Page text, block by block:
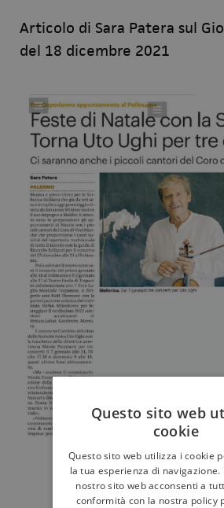
Articolo di Sara Patera sul
del 18 dicembre 2021
Questo sito web
cookie
Questo sito web utilizza i cookie
la tua esperienza di
nostro sito web acconsenti a
conformità con la nostra policy